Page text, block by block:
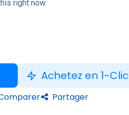
right now
Achetez en 1-Clic
Partager